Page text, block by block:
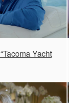
Yacht